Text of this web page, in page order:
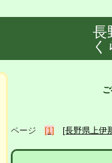
長
ページ [1] [長野県上伊